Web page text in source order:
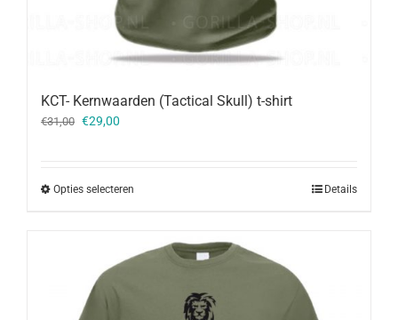
KCT- Kernwaarden (Tactical Skull) t-shirt
€31,00 Oorspronkelijke
€29,00
Opties selecteren Details